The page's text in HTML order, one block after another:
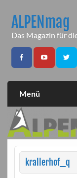
contentALPENmag
Das Magazin für
Menü
krallerhof_q